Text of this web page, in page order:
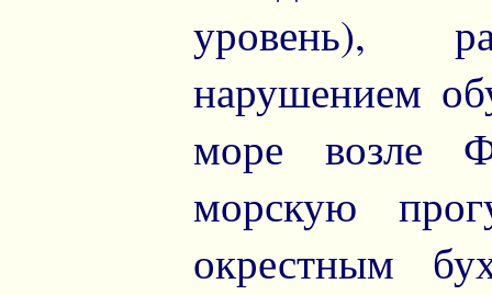
уровень),
нарушением
море возле
морскую
окрестным